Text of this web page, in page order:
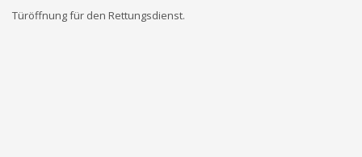
Türöffnung für den Rettungsdienst.